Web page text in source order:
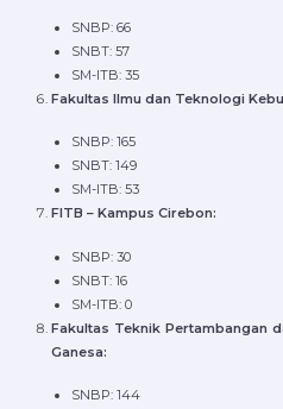
SNBP: 66
SNBT: 57
SM-ITB: 35
Fakultas Ilmu dan Teknologi
SNBP: 165
SNBT: 149
SM-ITB: 53
FITB – Kampus Cirebon:
SNBP: 30
SNBT: 16
SM-ITB: 0
Fakultas Teknik Pertambangan
Ganesa:
SNBP: 144